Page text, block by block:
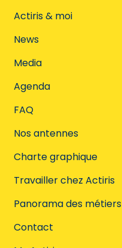
Actiris & moi
News
Media
Agenda
FAQ
Nos antennes
Charte graphique
Travailler chez Actiris
Panorama des métiers
Contact